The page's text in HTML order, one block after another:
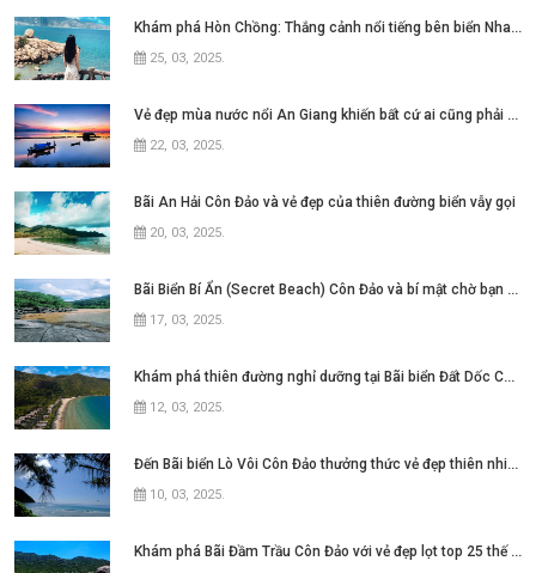
Khám phá Hòn Chồng: Thắng cảnh nổi tiếng bên biển Nha Trang
25, 03, 2025.
Vẻ đẹp mùa nước nổi An Giang khiến bất cứ ai cũng phải say lòng
22, 03, 2025.
Bãi An Hải Côn Đảo và vẻ đẹp của thiên đường biển vẫy gọi
20, 03, 2025.
Bãi Biển Bí Ẩn (Secret Beach) Côn Đảo và bí mật chờ bạn khám phá
17, 03, 2025.
Khám phá thiên đường nghỉ dưỡng tại Bãi biển Đất Dốc Côn Đảo
12, 03, 2025.
Đến Bãi biển Lò Vôi Côn Đảo thưởng thức vẻ đẹp thiên nhiên hùng vĩ
10, 03, 2025.
Khám phá Bãi Đầm Trầu Côn Đảo với vẻ đẹp lọt top 25 thế giới